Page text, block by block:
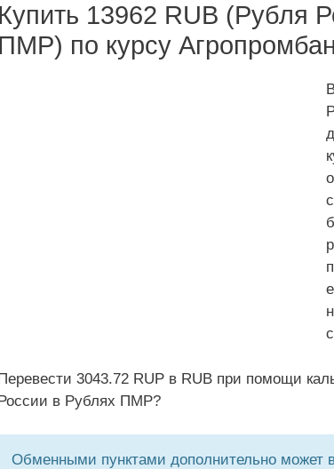
Купить 13962 RUB (Рубля
ПМР) по курсу
3043.72 RUP в RUB при помощи
в Рублях ПМР?
Обменными пунктами дополнительно может